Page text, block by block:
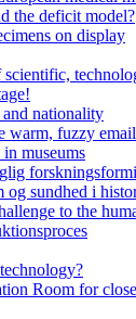
the deficit model?
on display
nationality
warm, fuzzy
museums
og sundhed i
to the
Room for